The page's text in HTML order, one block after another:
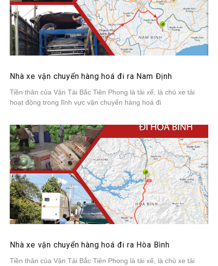
Nhà xe vận chuyển hàng hoá đi ra Nam Định
Tiền thân của Vận Tải Bắc Tiên Phong là tài xế, là chủ xe tải
hoạt động trong lĩnh vực vận chuyển hàng hoá đi
Nhà xe vận chuyển hàng hoá đi ra Hòa Bình
Tiền thân của Vận Tải Bắc Tiên Phong là tài xế, là chủ xe tải